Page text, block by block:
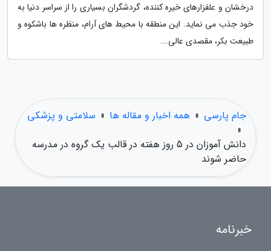
درخشان و علفزارهای خیره کننده، گردشگران بسیاری را از سراسر دنیا به
خود جذب می نماید. این منطقه با محیط های آرام، منظره ها باشکوه و
طبیعت بکر، مقصدی عالی...
جام پارسی » همه اخبار و مقاله ها » سلامتی و پزشکی
»
دانش آموزان در 5 روز هفته در قالب یک گروه در مدرسه
حاضر شوند
خبرنامه